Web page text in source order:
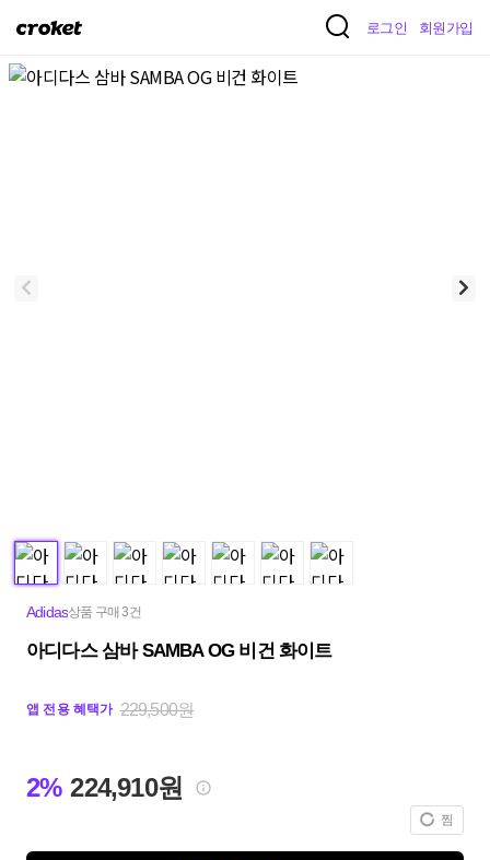
크
켓
로그인 회원가입
Adidas상품 구매 3건
아디다스 삼바 SAMBA OG 비건 화이트
앱 전용 혜택가 229,500원
2% 224,910원
찜